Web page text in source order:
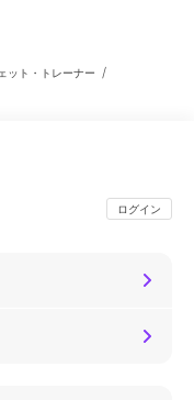
ット・トレーナー /
ログイン